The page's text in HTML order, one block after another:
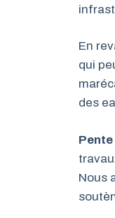
En
qui
des
Pente
Nous